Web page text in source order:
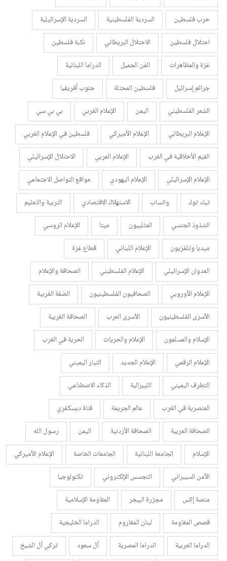
حرب فلسطين
السردية الفلسطينية
السردية الإسرائيلية
احتلال فلسطين
الاحتلال البريطاني
نكبة فلسطين
غزة والمظاهرات
الفن الجميل
الدراما اللبنانية
جرائم إسرائيل
فلسطين المحتلة
جنوب أفريقيا
الشعر الفلسطيني
اليمن الإعلام الغربي
بي بي سي
الإعلام البريطاني
الإعلام الأميركي
فلسطين في الإعلام الغربي
القيم الأخلاقية في الغرب
الإعلام العربي
الاحتلال الإسرائيلي
الإعلام الإسرائيلي
الإعلام اليهودي
مواقع التواصل الاجتماعي
تيك توك
واتساب الاستهلاك الاقتصادي
التربية والتعليم
الشذوذ الجنسي
المثلييون ميتا
الإعلام الروسي
ميديا وتلفزيون
الإعلام اللبناني
قطاع غزة
العدوان الإسرائيلي
الإعلام الفلسطيني
الصحافة والإعلام
الإعلام الأوروبي
الصحافيون الفلسطينيون
الضفة الغربية
الأسرى الفلسطينيون
الأسرى العرب
الصحافة الغربية
الإسلام والمسلمون
الإعلام والحريات
الحرية في الغرب
الإعلام الرقمي
الإعلام الجديد
التيار اليميني
التطرف اليميني
الليبرالية
الذكاء الاصطناعي
العنصرية في الغرب
عالم الجريمة
قناة ديسكفري
الصحافة العربية
الصحافة الأردنية اليمن
رسول الله
الإسلام
الجامعة اللبنانية الجامعات الخاصة
الإعلام الأميركي
الأمن السيبراني
التجسس الإلكتروني
تكنولوجيا
منصة إكس
مجزرة البيجر
المقاومة الإسلامية
قصص المقاومة
لبنان المقاروم
الدراما الخليجية
الدراما العربية
الدراما المصرية أل سعود تركي أل الشيخ